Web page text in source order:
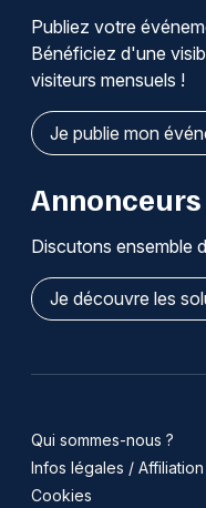
Publiez votre
Bénéficiez d'une
visiteurs mensuels !
Je publie mon
Annonceurs
Discutons ensemble
Je découvre les
Qui sommes-nous ?
Infos légales / Affiliation
Cookies